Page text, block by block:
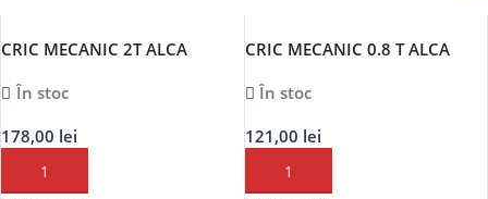
CRIC MECANIC 2T ALCA
În stoc
178,00 lei
ADAUGĂ ÎN COȘ
CRIC MECANIC 0.8 T ALCA
În stoc
121,00 lei
ADAUGĂ ÎN COȘ